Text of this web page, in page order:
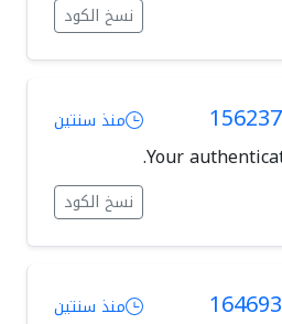
نسخ الكود
منذ سنتين
Your
نسخ الكود
منذ سنتين